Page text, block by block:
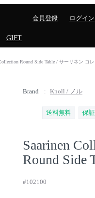
会員登録 ログイン
GIFT
Round Side Table / サーリネン
Brand Knoll / ノル
送料無料 保
Saarinen
Round Side
#102100